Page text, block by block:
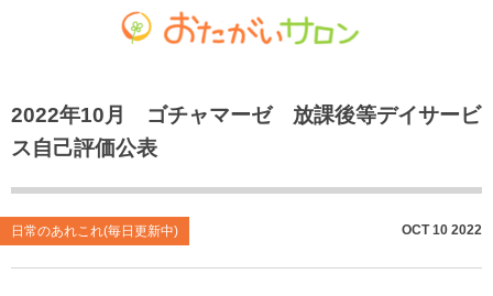
2022年10月 ゴチャマーゼ 放課後等デイサービ
ス自己評価公表
日常のあれこれ(毎日更新中) OCT 10 2022
お知らせ
個人情報保護方針
共生型デイサービス おたがいサロン
居宅介護支援事業
ごちゃまぜ食堂
放課後等デイサービス